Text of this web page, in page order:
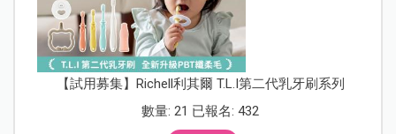
【試用募集】Richell利其爾 T.L.I第二代乳牙刷系列
數量: 21 已報名: 432